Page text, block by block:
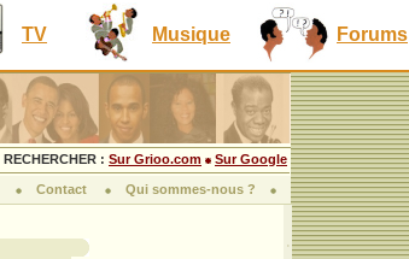
TV Musique Forums
RECHERCHER : Sur Grioo.com Sur Google
Contact Qui sommes-nous ?